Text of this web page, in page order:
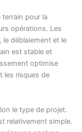
pour la
opérations. Les
le déblaiement et le
est stable et
optimise
les risques de
le type de projet.
relativement simple.